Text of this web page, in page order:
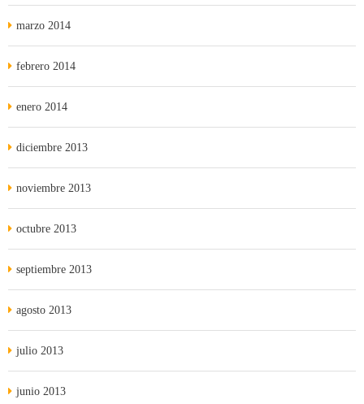
marzo 2014
febrero 2014
enero 2014
diciembre 2013
noviembre 2013
octubre 2013
septiembre 2013
agosto 2013
julio 2013
junio 2013